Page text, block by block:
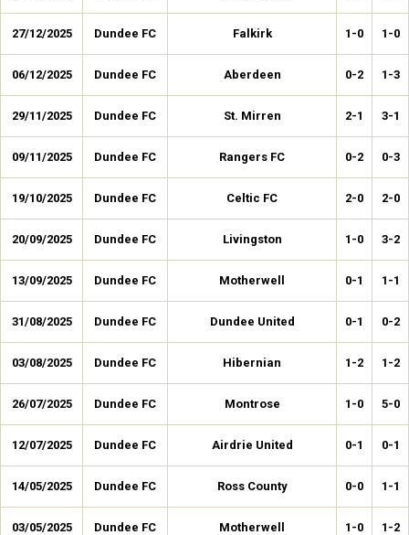
27/12/2025 Dundee FC Falkirk 1-0 1-0
06/12/2025 Dundee FC Aberdeen 0-2 1-3
29/11/2025 Dundee FC St. Mirren 2-1 3-1
09/11/2025 Dundee FC Rangers FC 0-2 0-3
19/10/2025 Dundee FC Celtic FC 2-0 2-0
20/09/2025 Dundee FC Livingston 1-0 3-2
13/09/2025 Dundee FC Motherwell 0-1 1-1
31/08/2025 Dundee FC Dundee United 0-1 0-2
03/08/2025 Dundee FC Hibernian 1-2 1-2
26/07/2025 Dundee FC Montrose 1-0 5-0
12/07/2025 Dundee FC Airdrie United 0-1 0-1
14/05/2025 Dundee FC Ross County 0-0 1-1
03/05/2025 Dundee FC Motherwell 1-0 1-2